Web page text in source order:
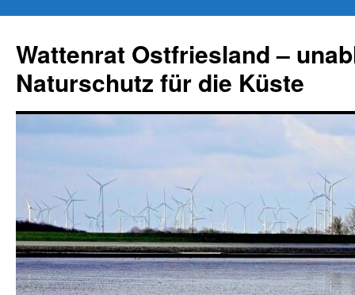
springen
Wattenrat Ostfriesland –
Naturschutz für die Küste